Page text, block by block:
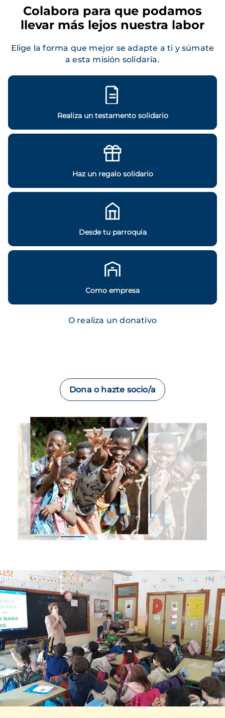
Colabora para que podamos
llevar más lejos nuestra labor
Elige la forma que mejor se adapte a ti y súmate
a esta misión solidaria.
Realiza un testamento solidario
Haz un regalo solidario
Desde tu parroquia
Como empresa
O realiza un donativo
Dona o hazte socio/a
Imagen